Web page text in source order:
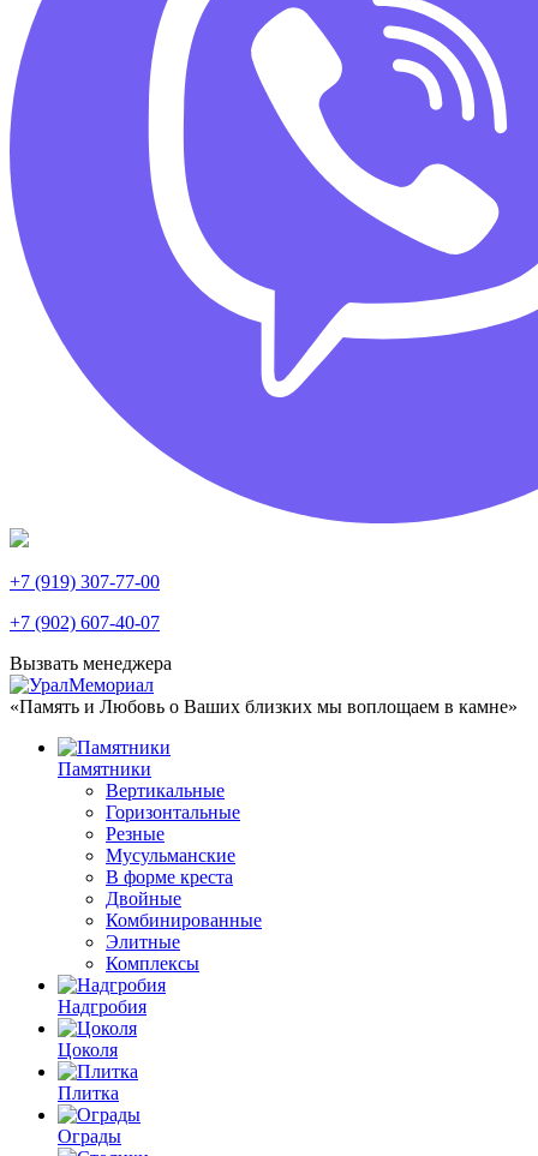
+7 (919) 307-77-00
+7 (902) 607-40-07
Вызвать менеджера
«Память и Любовь о Ваших близких мы воплощаем в камне»
Памятники
Вертикальные
Горизонтальные
Резные
Мусульманские
В форме креста
Двойные
Комбинированные
Элитные
Комплексы
Надгробия
Цоколя
Плитка
Ограды